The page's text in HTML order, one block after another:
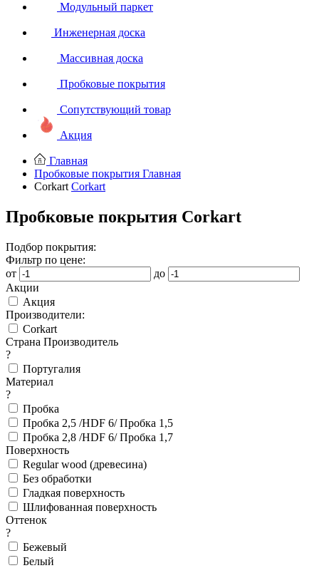
Модульный паркет
Инженерная доска
Массивная доска
Пробковые покрытия
Сопутствующий товар
Акция
Главная
Пробковые покрытия Главная
Corkart Corkart
Пробковые покрытия Corkart
Подбор покрытия:
Фильтр по цене:
от
до
Акции
Акция
Производители:
Corkart
Страна Производитель
?
Португалия
Материал
?
Пробка
Пробка 2,5 /HDF 6/ Пробка 1,5
Пробка 2,8 /HDF 6/ Пробка 1,7
Поверхность
Regular wood (древесина)
Без обработки
Гладкая поверхность
Шлифованная поверхность
Оттенок
?
Бежевый
Белый